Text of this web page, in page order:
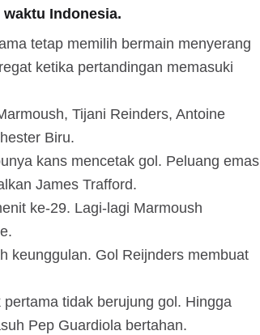
Indonesia.
tetap memilih bermain menyerang
ketika pertandingan memasuki
Tijani Reinders, Antoine
Biru.
kans mencetak gol. Peluang emas
James Trafford.
ke-29. Lagi-lagi Marmoush
keunggulan. Gol Reijnders membuat
tidak berujung gol. Hingga
Pep Guardiola bertahan.